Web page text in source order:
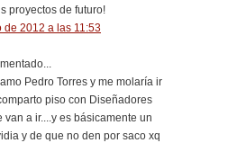
proyectos de futuro!
de 2012 a las 11:53
Pedro Torres y me molaría ir
piso con Diseñadores
van a ir....y es básicamente un
y de que no den por saco xq